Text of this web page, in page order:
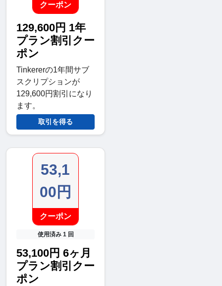
クーポン
129,600円 1年
プラン割引クー
ポン
Tinkererの1年間サブ
スクリプションが
129,600円割引になり
ます。
取引を得る
53,1
00円
クーポン
使用済み 1 回
53,100円 6ヶ月
プラン割引クー
ポン